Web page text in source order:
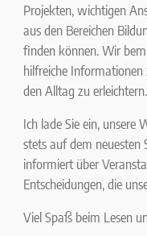
Projekten, wichtigen
aus den Bereichen
finden können. Wir
hilfreiche
den Alltag zu erleichtern.
Ich lade Sie ein, unsere
stets auf dem neuesten
informiert über
Entscheidungen, die
Viel Spaß beim Lesen